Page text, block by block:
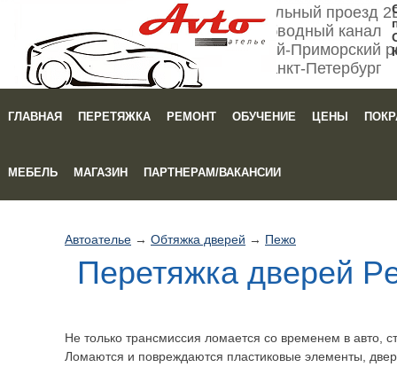
Мебельный проезд
Обводный канал
Кировский-Приморский
Санкт-Петербург
ГЛАВНАЯ ПЕРЕТЯЖКА РЕМОНТ ОБУЧЕНИЕ ЦЕНЫ
МЕБЕЛЬ МАГАЗИН ПАРТНЕРАМ/ВАКАНСИИ
Автоателье → Обтяжка дверей → Пежо
Перетяжка дверей
Не только трансмиссия ломается со временем в авто,
Ломаются и повреждаются пластиковые элементы,